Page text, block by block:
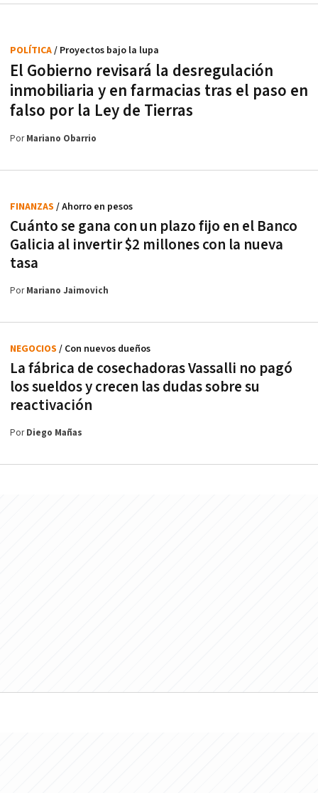
El Gobierno revisará la desregulación
inmobiliaria y en farmacias tras el paso en
falso por la Ley de Tierras
POLÍTICA/ Proyectos bajo la lupa
PorMariano Obarrio
Cuánto se gana con un plazo fijo en el Banco
Galicia al invertir $2 millones con la nueva
tasa
FINANZAS / Ahorro en pesos
PorMariano Jaimovich
La fábrica de cosechadoras Vassalli no pagó
los sueldos y crecen las dudas sobre su
reactivación
NEGOCIOS / Con nuevos dueños
PorDiego Mañas